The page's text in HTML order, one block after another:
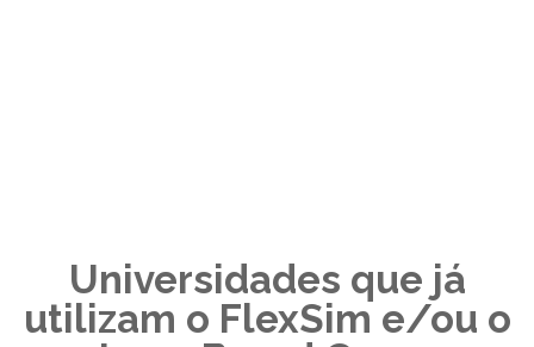
Universidades que já
utilizam o FlexSim e/ou o